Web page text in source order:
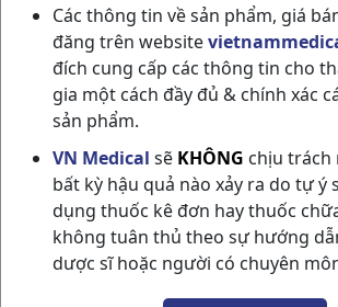
Các thông tin về sản phẩm, giá
đăng trên website
đích cung cấp các thông tin cho
gia một cách đầy đủ & chính xác
sản phẩm.
VN Medical sẽ KHÔNG chịu trách
bất kỳ hậu quả nào xảy ra do tự ý
dụng thuốc kê đơn hay thuốc
không tuân thủ theo sự hướng
dược sĩ hoặc người có chuyên
BISACODYL DHG H100VN
NSX:DHG Pharma
Nhóm hàng:Tiêu Hóa - Gan -
Chia sẻ qua mạng xã hội: